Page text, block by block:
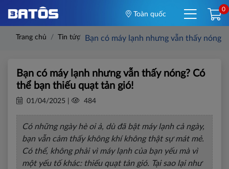
Toàn quốc
0
Trang chủ Tin tức Bạn có máy lạnh nhưng vẫn thấy
Bạn có máy lạnh nhưng vẫn thấy nóng? Có
thể bạn thiếu quạt tản gió!
01/04/2025 | 484
Có những ngày hè oi ả, dù đã bật máy lạnh cả ngày,
bạn vẫn cảm thấy không khí không thật sự mát mẻ.
Có thể, không phải vì máy lạnh của bạn yếu mà vì
một yếu tố khác: thiếu quạt tản gió. Tại sao lại như